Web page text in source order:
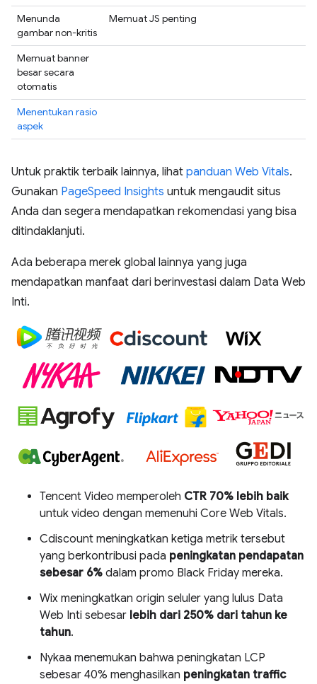
Menunda
gambar non-kritis
Memuat JS penting
Memuat banner
besar secara
otomatis
Menentukan rasio
aspek
Untuk praktik terbaik lainnya, lihat panduan Web Vitals.
Gunakan PageSpeed Insights untuk mengaudit situs
Anda dan segera mendapatkan rekomendasi yang bisa
ditindaklanjuti.
Ada beberapa merek global lainnya yang juga
mendapatkan manfaat dari berinvestasi dalam Data Web
Inti.
Tencent Video memperoleh CTR 70% lebih baik
untuk video dengan memenuhi Core Web Vitals.
Cdiscount meningkatkan ketiga metrik tersebut
yang berkontribusi pada peningkatan pendapatan
sebesar 6% dalam promo Black Friday mereka.
Wix meningkatkan origin seluler yang lulus Data
Web Inti sebesar lebih dari 250% dari tahun ke
tahun.
Nykaa menemukan bahwa peningkatan LCP
sebesar 40% menghasilkan peningkatan traffic